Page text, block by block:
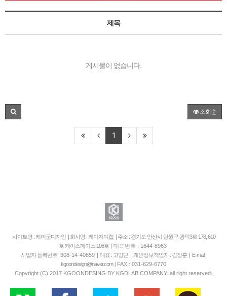
제목
게시물이 없습니다.
조회순
1
사이트명 : 케이군디자인 | 회사명 : 케이지디랩 | 주소 : 경기도 안산시 단원구 광덕3로 178, 610
호 케이스페이스 106호 | 대표번호 : 1644-8963
사업자 등록번호 :308-14-40859 | 대표 : 고양근 | 개인정보책임자 : 김정훈 | E-mail :
kgoondesign@naver.com | FAX : 031-629-6770
Copyright (C) 2017 KGOONDESING BY KGDLAB COMPANY. all right reserved.